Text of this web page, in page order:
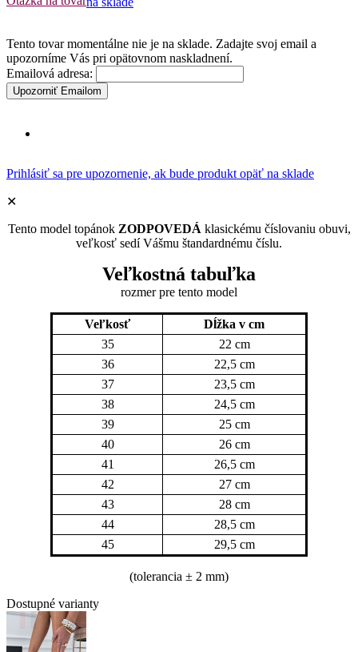
Tento tovar momentálne nie je na sklade. Zadajte svoj email a
upozorníme Vás pri opätovnom naskladnení.
Emailová adresa:
Upozorniť Emailom
Prihlásiť sa pre upozornenie, ak bude produkt opäť na sklade
✕
Tento model topánok ZODPOVEDÁ klasickému číslovaniu obuvi,
veľkosť sedí Vášmu štandardnému číslu.
Veľkostná tabuľka
rozmer pre tento model
Veľkosť
Dĺžka v cm
35
22 cm
36
22,5 cm
37
23,5 cm
38
24,5 cm
39
25 cm
40
26 cm
41
26,5 cm
42
27 cm
43
28 cm
44
28,5 cm
45
29,5 cm
(tolerancia ± 2 mm)
Dostupné varianty